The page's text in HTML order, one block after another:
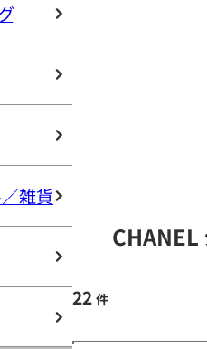
雑貨
CHANEL
22 件